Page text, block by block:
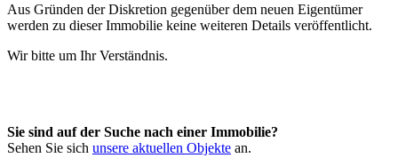
Aus Gründen der Diskretion gegenüber dem neuen Eigentümer
werden zu dieser Immobilie keine weiteren Details veröffentlicht.
Wir bitte um Ihr Verständnis.
Sie sind auf der Suche nach einer Immobilie?
Sehen Sie sich unsere aktuellen Objekte an.